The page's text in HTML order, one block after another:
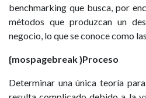
benchmarking que busca, por
métodos que produzcan un
negocio, lo que se conoce como
{mospagebreak }Proceso
Determinar una única teoría